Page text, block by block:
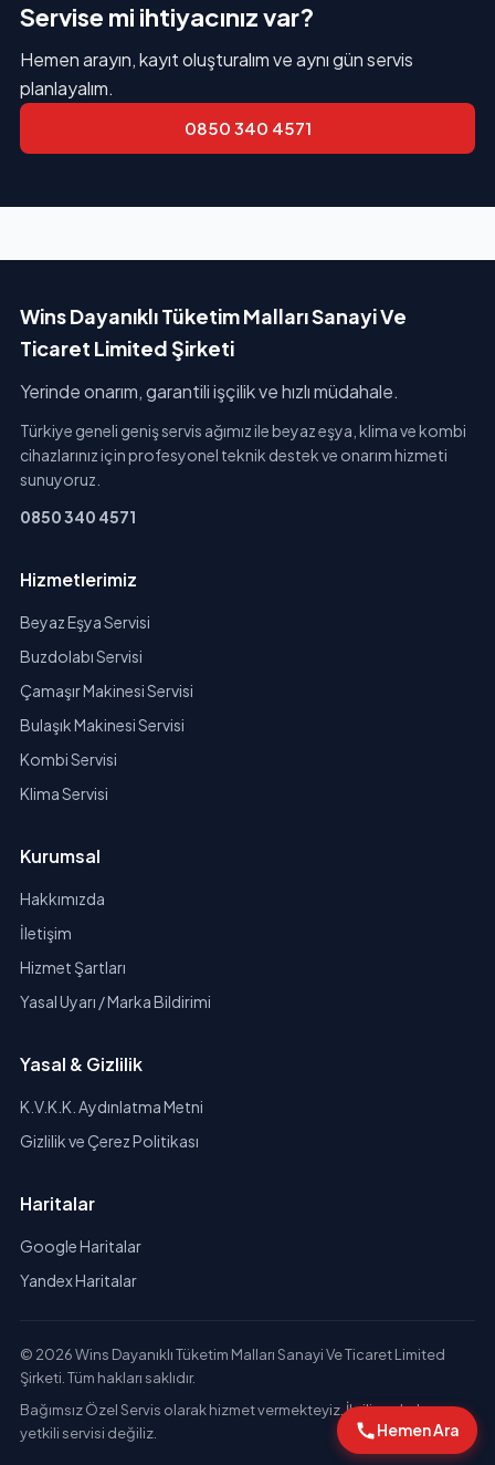
Servise mi ihtiyacınız var?
Hemen arayın, kayıt oluşturalım ve aynı gün servis
planlayalım.
0850 340 4571
Wins Dayanıklı Tüketim Malları Sanayi Ve
Ticaret Limited Şirketi
Yerinde onarım, garantili işçilik ve hızlı müdahale.
Türkiye geneli geniş servis ağımız ile beyaz eşya, klima ve kombi
cihazlarınız için profesyonel teknik destek ve onarım hizmeti
sunuyoruz.
0850 340 4571
Hizmetlerimiz
Beyaz Eşya Servisi
Buzdolabı Servisi
Çamaşır Makinesi Servisi
Bulaşık Makinesi Servisi
Kombi Servisi
Klima Servisi
Kurumsal
Hakkımızda
İletişim
Hizmet Şartları
Yasal Uyarı / Marka Bildirimi
Yasal & Gizlilik
K.V.K.K. Aydınlatma Metni
Gizlilik ve Çerez Politikası
Haritalar
Google Haritalar
Yandex Haritalar
© 2026 Wins Dayanıklı Tüketim Malları Sanayi Ve Ticaret Limited
Şirketi. Tüm hakları saklıdır.
Bağımsız Özel Servis olarak hizmet vermekteyiz. İlgili markaların
yetkili servisi değiliz.
Hemen Ara